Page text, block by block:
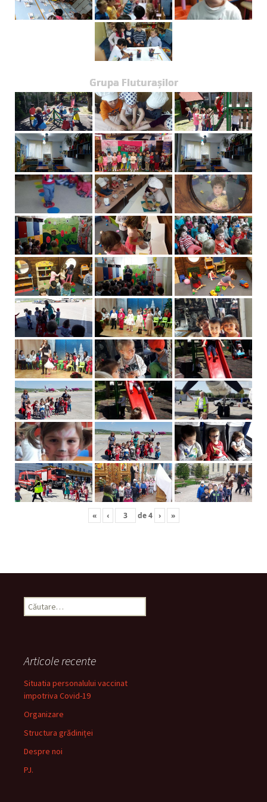
Grupa Fluturașilor
« ‹ de4 › »
Caută
după:
Articole recente
Situatia personalului vaccinat
impotriva Covid-19
Organizare
Structura grădiniței
Despre noi
PJ.